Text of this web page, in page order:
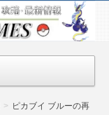
ピカブイ ブルーの再